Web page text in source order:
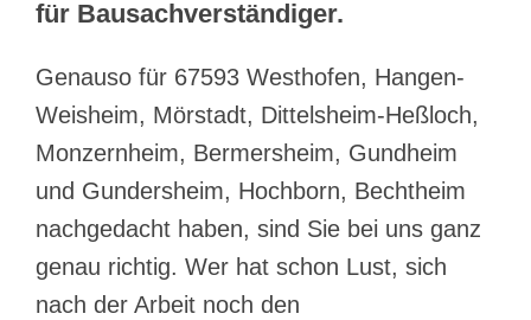
für Bausachverständiger.
Genauso für 67593 Westhofen, Hangen-
Weisheim, Mörstadt, Dittelsheim-Heßloch,
Monzernheim, Bermersheim, Gundheim
und Gundersheim, Hochborn, Bechtheim
nachgedacht haben, sind Sie bei uns ganz
genau richtig. Wer hat schon Lust, sich
nach der Arbeit noch den